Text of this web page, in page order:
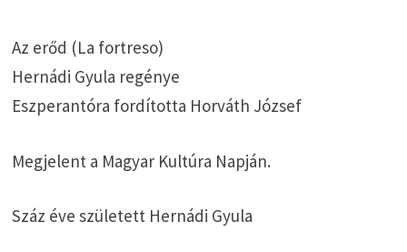
Az erőd (La fortreso)
Hernádi Gyula regénye
Eszperantóra fordította Horváth József
Megjelent a Magyar Kultúra Napján.
Száz éve született Hernádi Gyula